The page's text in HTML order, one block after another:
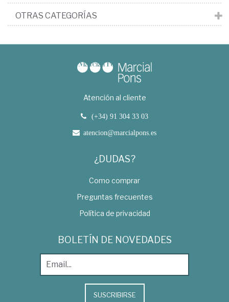
OTRAS CATEGORÍAS
Atención al cliente
(+34) 91 304 33 03
atencion@marcialpons.es
¿DUDAS?
Como comprar
Preguntas frecuentes
Política de privacidad
BOLETÍN DE NOVEDADES
SUSCRIBIRSE